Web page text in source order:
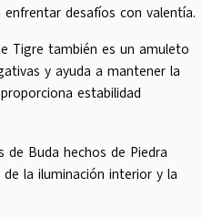
desafíos con valentía.
Tigre también es un amuleto
y ayuda a mantener la
estabilidad
de Buda hechos de Piedra
la iluminación interior y la